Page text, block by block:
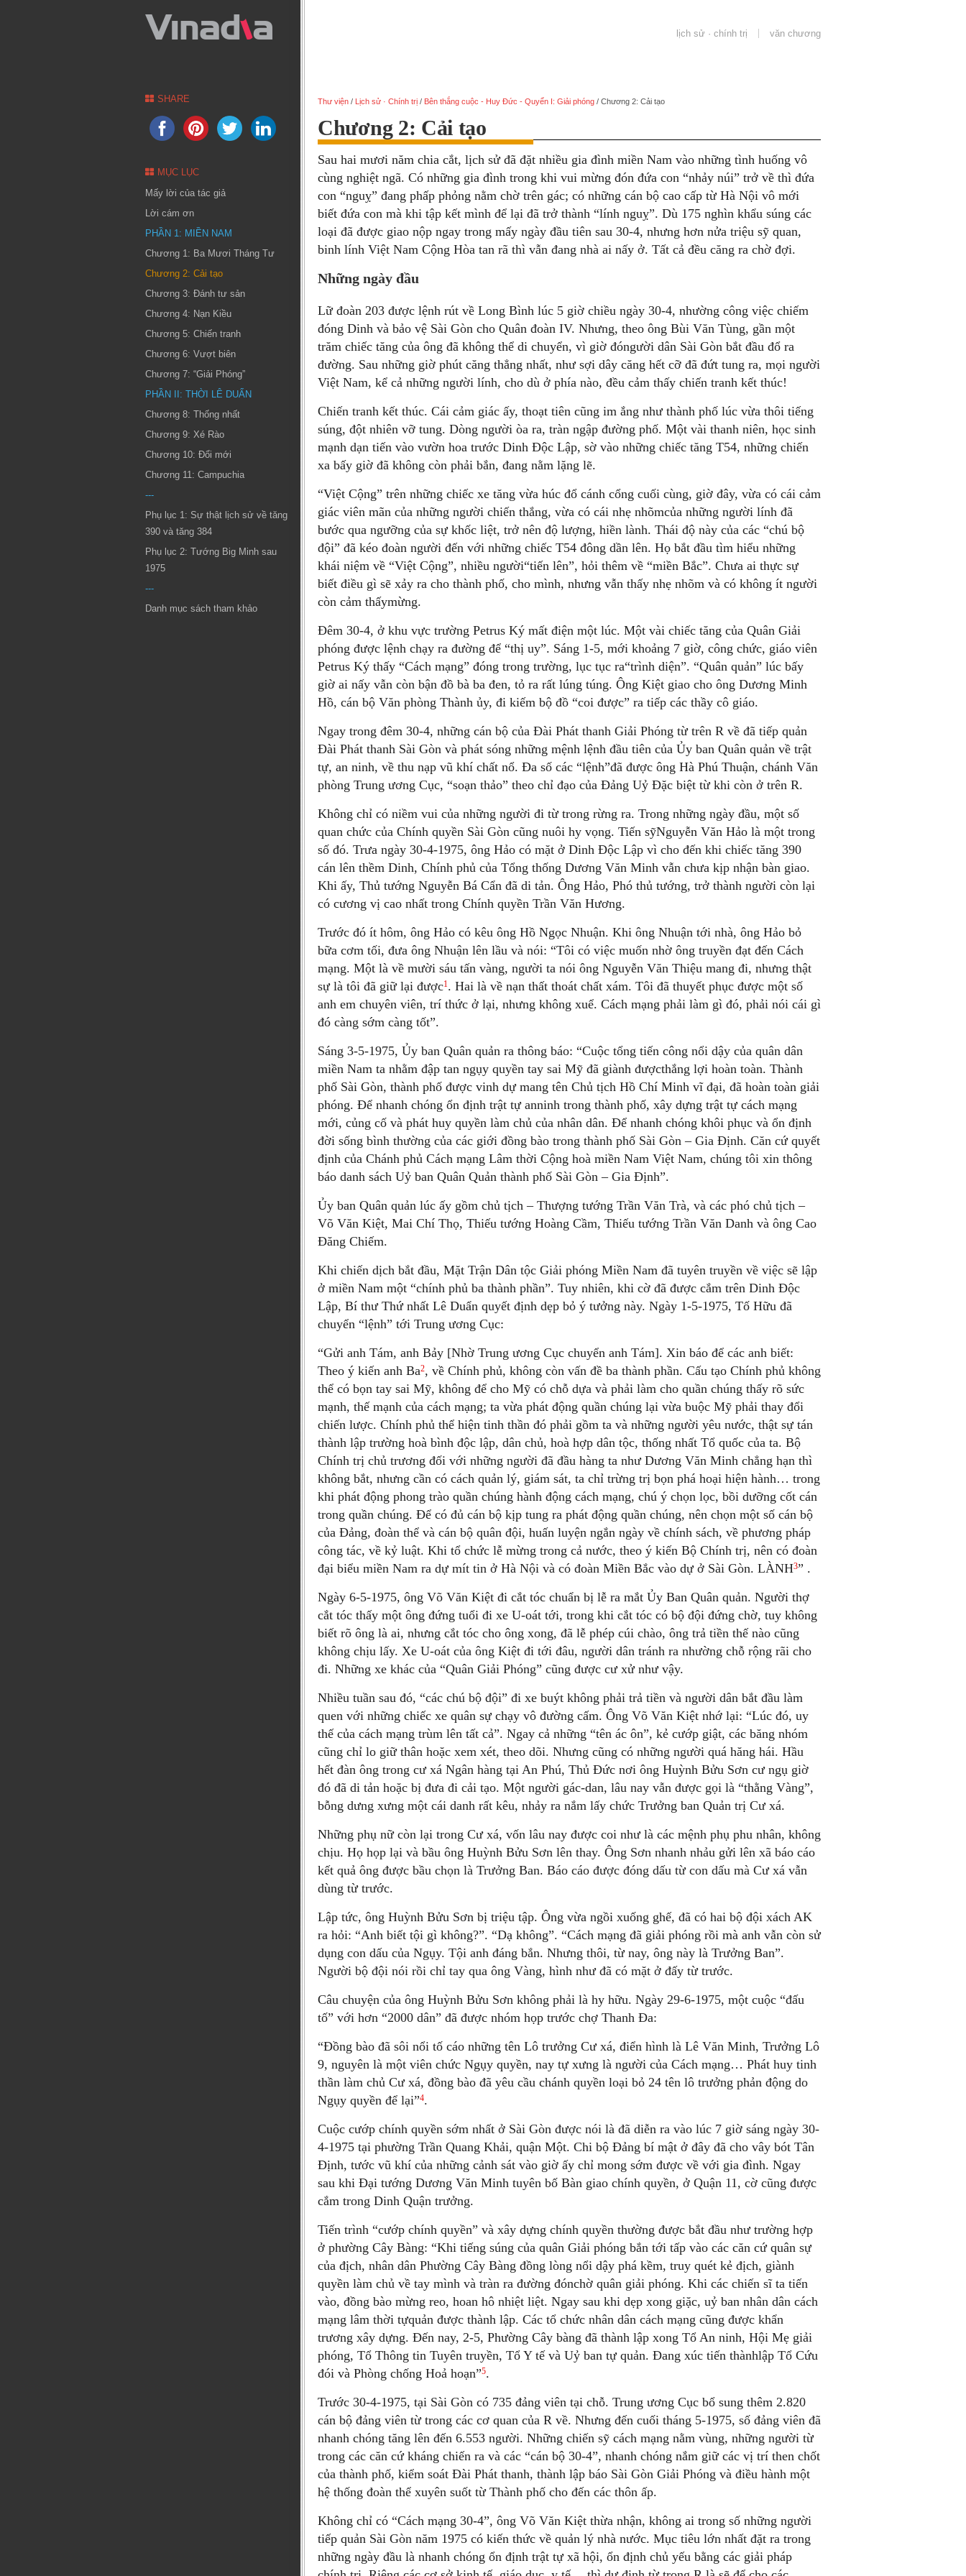
lịch sử · chính trị văn chương
Thư viện / Lịch sử · Chính trị / Bên thắng cuộc - Huy Đức - Quyển I: Giải phóng / Chương 2: Cải tạo
Chương 2: Cải tạo
Sau hai mươi năm chia cắt, lịch sử đã đặt nhiều gia đình miền Nam vào những tình huống vô
cùng nghiệt ngã. Có những gia đình trong khi vui mừng đón đứa con “nhảy núi” trở về thì đứa
con “nguỵ” đang phấp phỏng nằm chờ trên gác; có những cán bộ cao cấp từ Hà Nội vô mới
biết đứa con mà khi tập kết mình để lại đã trở thành “lính nguỵ”. Dù 175 nghìn khẩu súng các
loại đã được giao nộp ngay trong mấy ngày đầu tiên sau 30-4, nhưng hơn nửa triệu sỹ quan,
binh lính Việt Nam Cộng Hòa tan rã thì vẫn đang nhà ai nấy ở. Tất cả đều căng ra chờ đợi.
Những ngày đầu
Lữ đoàn 203 được lệnh rút về Long Bình lúc 5 giờ chiều ngày 30-4, nhường công việc chiếm
đóng Dinh và bảo vệ Sài Gòn cho Quân đoàn IV. Nhưng, theo ông Bùi Văn Tùng, gần một
trăm chiếc tăng của ông đã không thể di chuyển, vì giờ đóngười dân Sài Gòn bắt đầu đổ ra
đường. Sau những giờ phút căng thẳng nhất, như sợi dây căng hết cỡ đã đứt tung ra, mọi người
Việt Nam, kể cả những người lính, cho dù ở phía nào, đều cảm thấy chiến tranh kết thúc!
Chiến tranh kết thúc. Cái cảm giác ấy, thoạt tiên cũng im ắng như thành phố lúc vừa thôi tiếng
súng, đột nhiên vỡ tung. Dòng người òa ra, tràn ngập đường phố. Một vài thanh niên, học sinh
mạnh dạn tiến vào vườn hoa trước Dinh Độc Lập, sờ vào những chiếc tăng T54, những chiến
xa bấy giờ đã không còn phải bắn, đang nằm lặng lẽ.
“Việt Cộng” trên những chiếc xe tăng vừa húc đổ cánh cổng cuối cùng, giờ đây, vừa có cái cảm
giác viên mãn của những người chiến thắng, vừa có cái nhẹ nhõmcủa những người lính đã
bước qua ngưỡng của sự khốc liệt, trở nên độ lượng, hiền lành. Thái độ này của các “chú bộ
đội” đã kéo đoàn người đến với những chiếc T54 đông dần lên. Họ bắt đầu tìm hiểu những
khái niệm về “Việt Cộng”, nhiều người“tiến lên”, hỏi thêm về “miền Bắc”. Chưa ai thực sự
biết điều gì sẽ xảy ra cho thành phố, cho mình, nhưng vẫn thấy nhẹ nhõm và có không ít người
còn cảm thấymừng.
Đêm 30-4, ở khu vực trường Petrus Ký mất điện một lúc. Một vài chiếc tăng của Quân Giải
phóng được lệnh chạy ra đường để “thị uy”. Sáng 1-5, mới khoảng 7 giờ, công chức, giáo viên
Petrus Ký thấy “Cách mạng” đóng trong trường, lục tục ra“trình diện”. “Quân quản” lúc bấy
giờ ai nấy vẫn còn bận đồ bà ba đen, tỏ ra rất lúng túng. Ông Kiệt giao cho ông Dương Minh
Hồ, cán bộ Văn phòng Thành ủy, đi kiếm bộ đồ “coi được” ra tiếp các thầy cô giáo.
Ngay trong đêm 30-4, những cán bộ của Đài Phát thanh Giải Phóng từ trên R về đã tiếp quản
Đài Phát thanh Sài Gòn và phát sóng những mệnh lệnh đầu tiên của Ủy ban Quân quản về trật
tự, an ninh, về thu nạp vũ khí chất nổ. Đa số các “lệnh”đã được ông Hà Phú Thuận, chánh Văn
phòng Trung ương Cục, “soạn thảo” theo chỉ đạo của Đảng Uỷ Đặc biệt từ khi còn ở trên R.
Không chỉ có niềm vui của những người đi từ trong rừng ra. Trong những ngày đầu, một số
quan chức của Chính quyền Sài Gòn cũng nuôi hy vọng. Tiến sỹNguyễn Văn Hảo là một trong
số đó. Trưa ngày 30-4-1975, ông Hảo có mặt ở Dinh Độc Lập vì cho đến khi chiếc tăng 390
cán lên thềm Dinh, Chính phủ của Tổng thống Dương Văn Minh vẫn chưa kịp nhận bàn giao.
Khi ấy, Thủ tướng Nguyễn Bá Cẩn đã di tản. Ông Hảo, Phó thủ tướng, trở thành người còn lại
có cương vị cao nhất trong Chính quyền Trần Văn Hương.
Trước đó ít hôm, ông Hảo có kêu ông Hồ Ngọc Nhuận. Khi ông Nhuận tới nhà, ông Hảo bỏ
bữa cơm tối, đưa ông Nhuận lên lầu và nói: “Tôi có việc muốn nhờ ông truyền đạt đến Cách
mạng. Một là về mười sáu tấn vàng, người ta nói ông Nguyễn Văn Thiệu mang đi, nhưng thật
sự là tôi đã giữ lại được1 . Hai là về nạn thất thoát chất xám. Tôi đã thuyết phục được một số
anh em chuyên viên, trí thức ở lại, nhưng không xuể. Cách mạng phải làm gì đó, phải nói cái gì
đó càng sớm càng tốt”.
Sáng 3-5-1975, Ủy ban Quân quản ra thông báo: “Cuộc tổng tiến công nổi dậy của quân dân
miền Nam ta nhằm đập tan ngụy quyền tay sai Mỹ đã giành đượcthắng lợi hoàn toàn. Thành
phố Sài Gòn, thành phố được vinh dự mang tên Chủ tịch Hồ Chí Minh vĩ đại, đã hoàn toàn giải
phóng. Để nhanh chóng ổn định trật tự anninh trong thành phố, xây dựng trật tự cách mạng
mới, củng cố và phát huy quyền làm chủ của nhân dân. Để nhanh chóng khôi phục và ổn định
đời sống bình thường của các giới đồng bào trong thành phố Sài Gòn – Gia Định. Căn cứ quyết
định của Chánh phủ Cách mạng Lâm thời Cộng hoà miền Nam Việt Nam, chúng tôi xin thông
báo danh sách Uỷ ban Quân Quản thành phố Sài Gòn – Gia Định”.
Ủy ban Quân quản lúc ấy gồm chủ tịch – Thượng tướng Trần Văn Trà, và các phó chủ tịch –
Võ Văn Kiệt, Mai Chí Thọ, Thiếu tướng Hoàng Cầm, Thiếu tướng Trần Văn Danh và ông Cao
Đăng Chiếm.
Khi chiến dịch bắt đầu, Mặt Trận Dân tộc Giải phóng Miền Nam đã tuyên truyền về việc sẽ lập
ở miền Nam một “chính phủ ba thành phần”. Tuy nhiên, khi cờ đã được cắm trên Dinh Độc
Lập, Bí thư Thứ nhất Lê Duẩn quyết định dẹp bỏ ý tưởng này. Ngày 1-5-1975, Tố Hữu đã
chuyển “lệnh” tới Trung ương Cục:
“Gửi anh Tám, anh Bảy [Nhờ Trung ương Cục chuyển anh Tám]. Xin báo để các anh biết:
Theo ý kiến anh Ba2, về Chính phủ, không còn vấn đề ba thành phần. Cấu tạo Chính phủ không
thể có bọn tay sai Mỹ, không để cho Mỹ có chỗ dựa và phải làm cho quần chúng thấy rõ sức
mạnh, thế mạnh của cách mạng; ta vừa phát động quần chúng lại vừa buộc Mỹ phải thay đổi
chiến lược. Chính phủ thể hiện tinh thần đó phải gồm ta và những người yêu nước, thật sự tán
thành lập trường hoà bình độc lập, dân chủ, hoà hợp dân tộc, thống nhất Tổ quốc của ta. Bộ
Chính trị chủ trương đối với những người đã đầu hàng ta như Dương Văn Minh chẳng hạn thì
không bắt, nhưng cần có cách quản lý, giám sát, ta chỉ trừng trị bọn phá hoại hiện hành… trong
khi phát động phong trào quần chúng hành động cách mạng, chú ý chọn lọc, bồi dưỡng cốt cán
trong quần chúng. Để có đủ cán bộ kịp tung ra phát động quần chúng, nên chọn một số cán bộ
của Đảng, đoàn thể và cán bộ quân đội, huấn luyện ngắn ngày về chính sách, về phương pháp
công tác, về kỷ luật. Khi tổ chức lễ mừng trong cả nước, theo ý kiến Bộ Chính trị, nên có đoàn
đại biểu miền Nam ra dự mít tin ở Hà Nội và có đoàn Miền Bắc vào dự ở Sài Gòn. LÀNH3” .
Ngày 6-5-1975, ông Võ Văn Kiệt đi cắt tóc chuẩn bị lễ ra mắt Ủy Ban Quân quản. Người thợ
cắt tóc thấy một ông đứng tuổi đi xe U-oát tới, trong khi cắt tóc có bộ đội đứng chờ, tuy không
biết rõ ông là ai, nhưng cắt tóc cho ông xong, đã lễ phép cúi chào, ông trả tiền thế nào cũng
không chịu lấy. Xe U-oát của ông Kiệt đi tới đâu, người dân tránh ra nhường chỗ rộng rãi cho
đi. Những xe khác của “Quân Giải Phóng” cũng được cư xử như vậy.
Nhiều tuần sau đó, “các chú bộ đội” đi xe buýt không phải trả tiền và người dân bắt đầu làm
quen với những chiếc xe quân sự chạy vô đường cấm. Ông Võ Văn Kiệt nhớ lại: “Lúc đó, uy
thế của cách mạng trùm lên tất cả”. Ngay cả những “tên ác ôn”, kẻ cướp giật, các băng nhóm
cũng chỉ lo giữ thân hoặc xem xét, theo dõi. Nhưng cũng có những người quá hăng hái. Hầu
hết đàn ông trong cư xá Ngân hàng tại An Phú, Thủ Đức nơi ông Huỳnh Bửu Sơn cư ngụ giờ
đó đã di tản hoặc bị đưa đi cải tạo. Một người gác-dan, lâu nay vẫn được gọi là “thằng Vàng”,
bỗng dưng xưng một cái danh rất kêu, nhảy ra nắm lấy chức Trưởng ban Quản trị Cư xá.
Những phụ nữ còn lại trong Cư xá, vốn lâu nay được coi như là các mệnh phụ phu nhân, không
chịu. Họ họp lại và bầu ông Huỳnh Bửu Sơn lên thay. Ông Sơn nhanh nhảu gửi lên xã báo cáo
kết quả ông được bầu chọn là Trưởng Ban. Báo cáo được đóng dấu từ con dấu mà Cư xá vẫn
dùng từ trước.
Lập tức, ông Huỳnh Bửu Sơn bị triệu tập. Ông vừa ngồi xuống ghế, đã có hai bộ đội xách AK
ra hỏi: “Anh biết tội gì không?”. “Dạ không”. “Cách mạng đã giải phóng rồi mà anh vẫn còn sử
dụng con dấu của Ngụy. Tội anh đáng bắn. Nhưng thôi, từ nay, ông này là Trưởng Ban”.
Người bộ đội nói rồi chỉ tay qua ông Vàng, hình như đã có mặt ở đấy từ trước.
Câu chuyện của ông Huỳnh Bửu Sơn không phải là hy hữu. Ngày 29-6-1975, một cuộc “đấu
tố” với hơn “2000 dân” đã được nhóm họp trước chợ Thanh Đa:
“Đồng bào đã sôi nổi tố cáo những tên Lô trưởng Cư xá, điển hình là Lê Văn Minh, Trưởng Lô
9, nguyên là một viên chức Ngụy quyền, nay tự xưng là người của Cách mạng… Phát huy tinh
thần làm chủ Cư xá, đồng bào đã yêu cầu chánh quyền loại bỏ 24 tên lô trưởng phản động do
Ngụy quyền để lại”4.
Cuộc cướp chính quyền sớm nhất ở Sài Gòn được nói là đã diễn ra vào lúc 7 giờ sáng ngày 30-
4-1975 tại phường Trần Quang Khải, quận Một. Chi bộ Đảng bí mật ở đây đã cho vây bót Tân
Định, tước vũ khí của những cảnh sát vào giờ ấy chỉ mong sớm được về với gia đình. Ngay
sau khi Đại tướng Dương Văn Minh tuyên bố Bàn giao chính quyền, ở Quận 11, cờ cũng được
cắm trong Dinh Quận trưởng.
Tiến trình “cướp chính quyền” và xây dựng chính quyền thường được bắt đầu như trường hợp
ở phường Cây Bàng: “Khi tiếng súng của quân Giải phóng bắn tới tấp vào các căn cứ quân sự
của địch, nhân dân Phường Cây Bàng đồng lòng nổi dậy phá kềm, truy quét kẻ địch, giành
quyền làm chủ về tay mình và tràn ra đường đónchờ quân giải phóng. Khi các chiến sĩ ta tiến
vào, đồng bào mừng reo, hoan hô nhiệt liệt. Ngay sau khi dẹp xong giặc, uỷ ban nhân dân cách
mạng lâm thời tựquản được thành lập. Các tổ chức nhân dân cách mạng cũng được khẩn
trương xây dựng. Đến nay, 2-5, Phường Cây bàng đã thành lập xong Tổ An ninh, Hội Mẹ giải
phóng, Tổ Thông tin Tuyên truyền, Tổ Y tế và Uỷ ban tự quản. Đang xúc tiến thànhlập Tổ Cứu
đói và Phòng chống Hoả hoạn”5.
Trước 30-4-1975, tại Sài Gòn có 735 đảng viên tại chỗ. Trung ương Cục bổ sung thêm 2.820
cán bộ đảng viên từ trong các cơ quan của R về. Nhưng đến cuối tháng 5-1975, số đảng viên đã
nhanh chóng tăng lên đến 6.553 người. Những chiến sỹ cách mạng nằm vùng, những người từ
trong các căn cứ kháng chiến ra và các “cán bộ 30-4”, nhanh chóng nắm giữ các vị trí then chốt
của thành phố, kiểm soát Đài Phát thanh, thành lập báo Sài Gòn Giải Phóng và điều hành một
hệ thống đoàn thể xuyên suốt từ Thành phố cho đến các thôn ấp.
Không chỉ có “Cách mạng 30-4”, ông Võ Văn Kiệt thừa nhận, không ai trong số những người
tiếp quản Sài Gòn năm 1975 có kiến thức về quản lý nhà nước. Mục tiêu lớn nhất đặt ra trong
những ngày đầu là nhanh chóng ổn định trật tự xã hội, ổn định chủ yếu bằng các giải pháp
SHARE
MỤC LỤC
Mấy lời của tác giả
Lời cám ơn
PHẦN 1: MIỀN NAM
Chương 1: Ba Mươi Tháng Tư
Chương 2: Cải tạo
Chương 3: Đánh tư sản
Chương 4: Nạn Kiều
Chương 5: Chiến tranh
Chương 6: Vượt biên
Chương 7: “Giải Phóng”
PHẦN II: THỜI LÊ DUẨN
Chương 8: Thống nhất
Chương 9: Xé Rào
Chương 10: Đổi mới
Chương 11: Campuchia
---
Phụ lục 1: Sự thật lịch sử về tăng
390 và tăng 384
Phụ lục 2: Tướng Big Minh sau
1975
---
Danh mục sách tham khảo